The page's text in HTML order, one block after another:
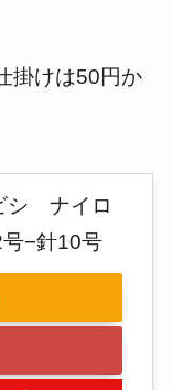
掛けは50円か
シ ナイロ
−針10号